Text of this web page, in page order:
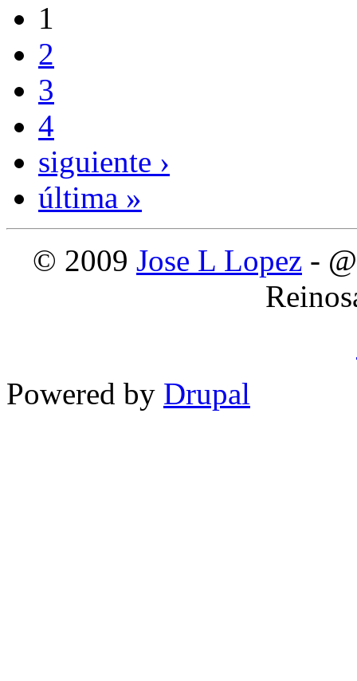
1
2
3
4
siguiente ›
última »
© 2009 Jose L Lopez -
Powered by Drupal